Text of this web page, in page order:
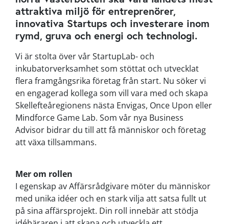
attraktiva miljö för entreprenörer,
innovativa Startups och investerare inom
rymd, gruva och energi och technologi.
Vi är stolta över vår StartupLab- och
inkubatorverksamhet som stöttat och utvecklat
flera framgångsrika företag från start. Nu söker vi
en engagerad kollega som vill vara med och skapa
Skellefteåregionens nästa Envigas, Once Upon eller
Mindforce Game Lab. Som vår nya Business
Advisor bidrar du till att få människor och företag
att växa tillsammans.
Mer om rollen
I egenskap av Affärsrådgivare möter du människor
med unika idéer och en stark vilja att satsa fullt ut
på sina affärsprojekt. Din roll innebär att stödja